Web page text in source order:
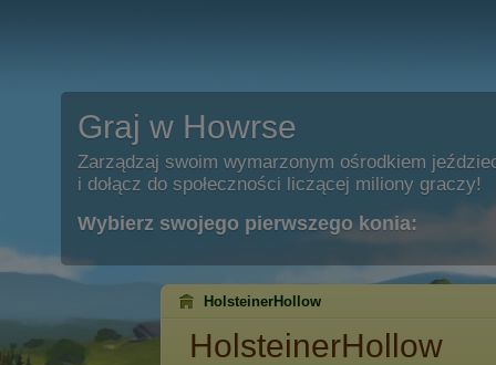
Graj w Howrse
Zarządzaj swoim wymarzonym ośrodkiem
i dołącz do społeczności liczącej miliony graczy!
Wybierz swojego pierwszego konia:
HolsteinerHollow
HolsteinerHollow